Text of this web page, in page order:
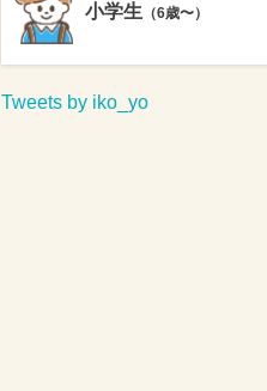
小学生 （6歳〜）
Tweets by iko_yo